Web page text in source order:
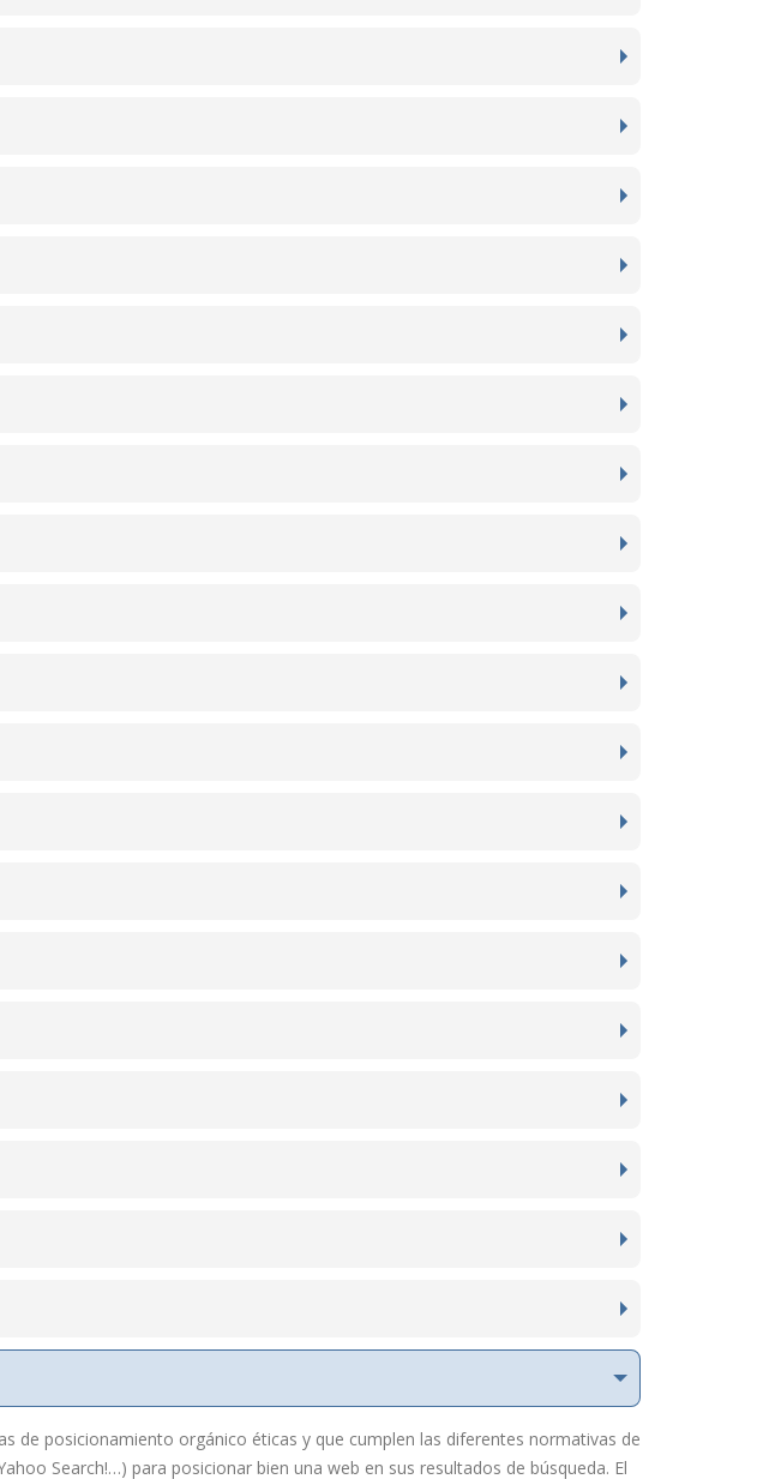
de posicionamiento orgánico éticas y que cumplen las diferentes normativas de
Search!…) para posicionar bien una web en sus resultados de búsqueda. El